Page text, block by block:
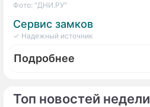
Топ новостей недели
Фото: "ДНИ.РУ"
Сервис замков
✓ Надежный источник
Подробнее